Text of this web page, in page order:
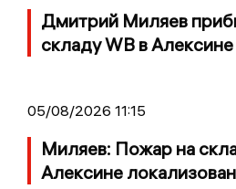
Дмитрий Миляев
складу WB в Алексине
05/08/2026 11:15
Миляев: Пожар на
Алексине локализован